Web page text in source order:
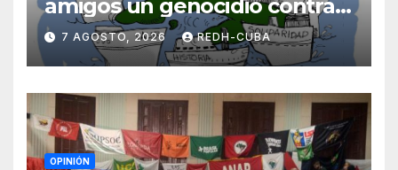
amigos un genocidio contra
Cuba? Por Hedelberto López
Blanch
7 AGOSTO, 2026 REDH-CUBA
OPINIÓN